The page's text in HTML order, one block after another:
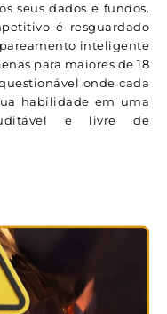
seus dados e fundos.
é resguardado
inteligente
para maiores de 18
onde cada
habilidade em uma
e livre de